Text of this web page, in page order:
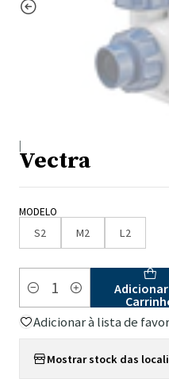
|
Vectra
MODELO
S2 M2 L2
Quantidade
Adicionar à lista de
Mostrar stock das